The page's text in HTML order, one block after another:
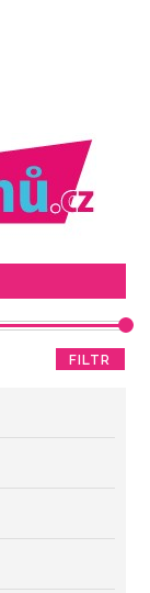
FILTR